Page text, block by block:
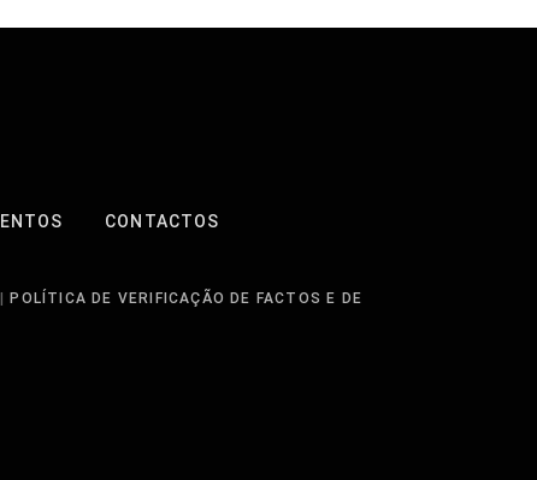
CONTACTOS
POLÍTICA DE VERIFICAÇÃO DE FACTOS E DE